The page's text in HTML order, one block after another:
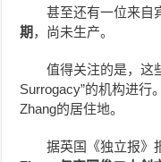
甚至还有一位来自
期 ，尚未生产。
值得关注的是，这
Surrogacy”的机构进行
Zhang的居住地。
据英国《独立报》